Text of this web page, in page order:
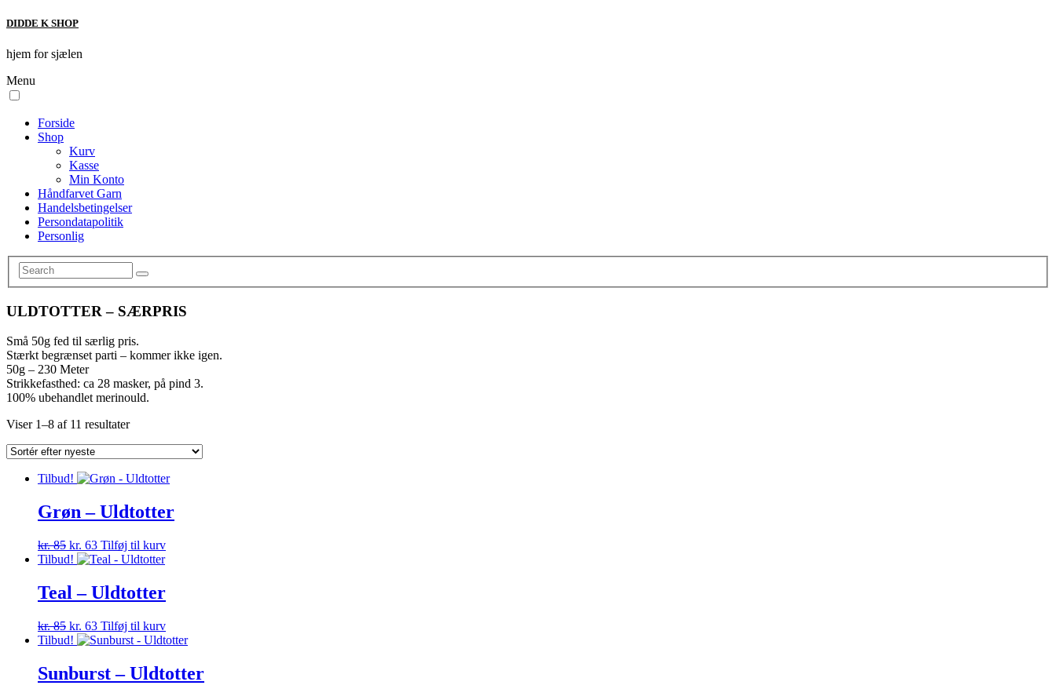
DIDDE K SHOP
hjem for sjælen
Menu
Forside
Shop
Kurv
Kasse
Min Konto
Håndfarvet Garn
Handelsbetingelser
Persondatapolitik
Personlig
ULDTOTTER – SÆRPRIS
Små 50g fed til særlig pris.
Stærkt begrænset parti – kommer ikke igen.
50g – 230 Meter
Strikkefasthed: ca 28 masker, på pind 3.
100% ubehandlet merinould.
Viser 1–8 af 11 resultaterSorteret
Tilbud!
Grøn – Uldtotter
kr.85 Den
oprindelige
var:
kr. 85.
kr. 63Den
aktuelle
er:
kr. 63.
Tilføj til kurv
Tilbud!
Teal – Uldtotter
kr.85 Den
oprindelige
var:
kr. 85.
kr. 63Den
aktuelle
er:
kr. 63.
Tilføj til kurv
Tilbud!
Sunburst – Uldtotter